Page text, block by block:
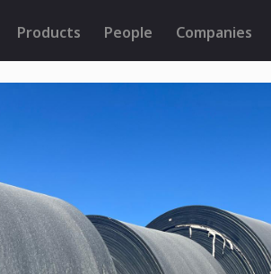
Products People Companies